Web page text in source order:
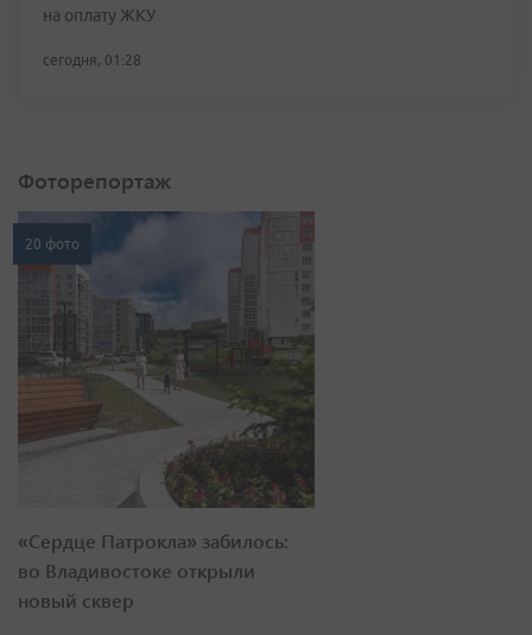
на оплату ЖКУ
сегодня, 01:28
Фоторепортаж
20 фото
«Сердце Патрокла» забилось:
во Владивостоке открыли
новый сквер